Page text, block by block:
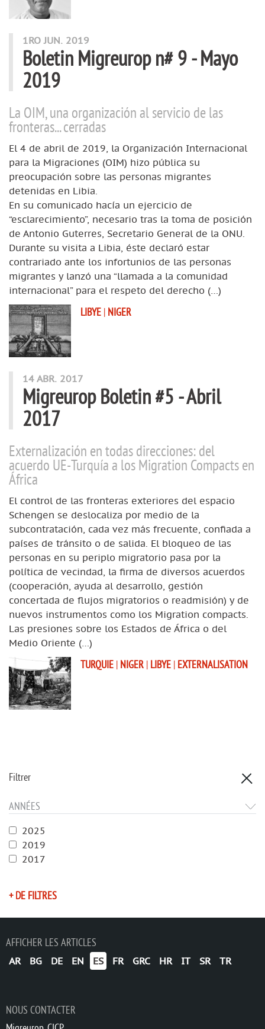
Filtrer
ANNÉES
2025
2019
2017
+ DE FILTRES
1RO JUN. 2019
Boletin Migreurop n# 9 - Mayo
2019
La OIM, una organización al servicio de las
fronteras... cerradas
El 4 de abril de 2019, la Organización Internacional
para la Migraciones (OIM) hizo pública su
preocupación sobre las personas migrantes
detenidas en Libia.
En su comunicado hacía un ejercicio de
“esclarecimiento”, necesario tras la toma de posición
de Antonio Guterres, Secretario General de la ONU.
Durante su visita a Libia, éste declaró estar
contrariado ante los infortunios de las personas
migrantes y lanzó una “llamada a la comunidad
internacional” para el respeto del derecho (…)
LIBYE | NIGER
14 ABR. 2017
Migreurop Boletin #5 - Abril
2017
Externalización en todas direcciones: del
acuerdo UE-Turquía a los Migration Compacts en
África
El control de las fronteras exteriores del espacio
Schengen se deslocaliza por medio de la
subcontratación, cada vez más frecuente, confiada a
países de tránsito o de salida. El bloqueo de las
personas en su periplo migratorio pasa por la
política de vecindad, la firma de diversos acuerdos
(cooperación, ayuda al desarrollo, gestión
concertada de flujos migratorios o readmisión) y de
nuevos instrumentos como los Migration compacts.
Las presiones sobre los Estados de África o del
Medio Oriente (…)
TURQUIE | NIGER | LIBYE | EXTERNALISATION
AFFICHER LES ARTICLES
AR BG DE EN ES FR GRC HR IT SR TR
NOUS CONTACTER